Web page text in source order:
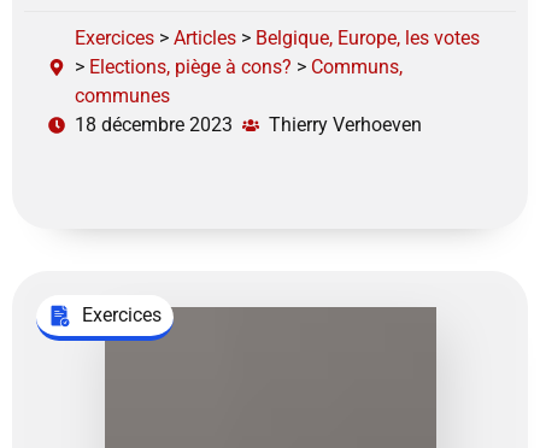
Exercices > Articles > Belgique, Europe, les votes
> Elections, piège à cons? > Communs,
communes
18 décembre 2023
Thierry Verhoeven
Exercices